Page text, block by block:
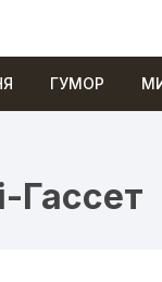
ГУМОР
Гассет